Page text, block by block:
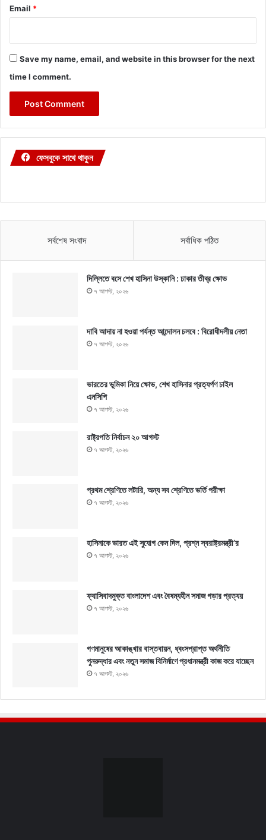
Email *
Save my name, email, and website in this browser for the next
time I comment.
ফেসবুকে সাথে থাকুন
সর্বশেষ সংবাদ সর্বাধিক পঠিত
দিল্লিতে বসে শেখ হাসিনা উস্কানি : ঢাকার তীব্র ক্ষোভ
৭ আগস্ট, ২০২৬
দাবি আদায় না হওয়া পর্যন্ত আন্দোলন চলবে : বিরোধীদলীয় নেতা
৭ আগস্ট, ২০২৬
ভারতের ভূমিকা নিয়ে ক্ষোভ, শেখ হাসিনার প্রত্যর্পণ চাইল
এনসিপি
৭ আগস্ট, ২০২৬
রাষ্ট্রপতি নির্বাচন ২০ আগস্ট
৭ আগস্ট, ২০২৬
প্রথম শ্রেণিতে লটারি, অন্য সব শ্রেণিতে ভর্তি পরীক্ষা
৭ আগস্ট, ২০২৬
হাসিনাকে ভারত এই সুযোগ কেন দিল, প্রশ্ন স্বরাষ্ট্রমন্ত্রী’র
৭ আগস্ট, ২০২৬
ফ্যাসিবাদমুক্ত বাংলাদেশ এবং বৈষম্যহীন সমাজ গড়ার প্রত্যয়
৭ আগস্ট, ২০২৬
গণমানুষের আকাঙ্খার বাস্তবায়ন, ধ্বংসপ্রাপ্ত অর্থনীতি
পুনরুদ্ধার এবং নতুন সমাজ বিনির্মাণে প্রধানমন্ত্রী কাজ করে যাচ্ছেন
৭ আগস্ট, ২০২৬